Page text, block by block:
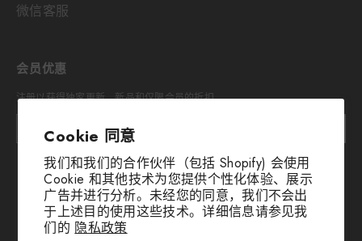
Cookie 同意
我们和我们的合作伙伴（包括 Shopify) 会使用
Cookie 和其他技术为您提供个性化体验、展示
广告并进行分析。未经您的同意，我们不会出
于上述目的使用这些技术。详细信息请参见我
们的 隐私政策
微信客服
会员优惠
注册以获得独家更新、新品和仅限会员的折扣